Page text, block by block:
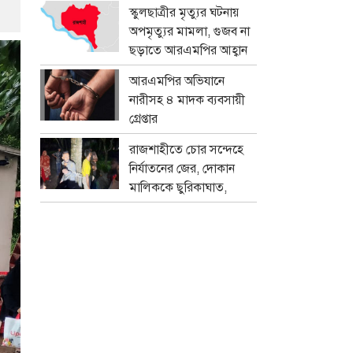
স্কুলছাত্রীর মৃত্যুর ঘটনায়
অপমৃত্যুর মামলা, গুজব না
ছড়াতে আরএমপির আহ্বান
আরএমপির অভিযানে
নারীসহ ৪ মাদক ব্যবসায়ী
গ্রেপ্তার
রাজশাহীতে চোর সন্দেহে
নির্যাতনের জের, দোকান
মালিককে ছুরিকাঘাত,
মামলা